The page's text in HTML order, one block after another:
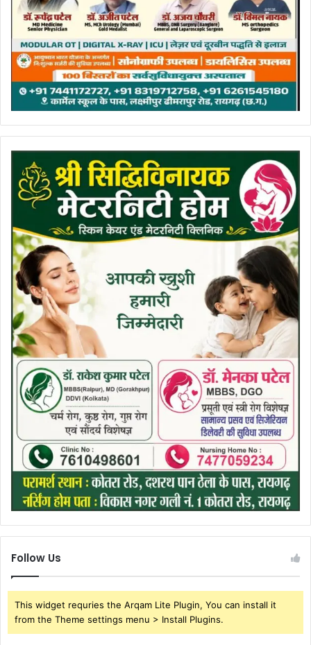
Follow Us
This widget requries the Arqam Lite Plugin, You can install it
from the Theme settings menu > Install Plugins.